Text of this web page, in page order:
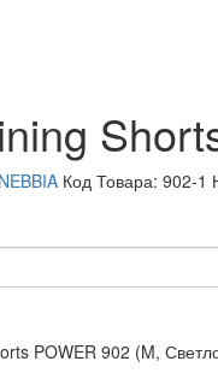
NEBBIA Код Товара: 902-1